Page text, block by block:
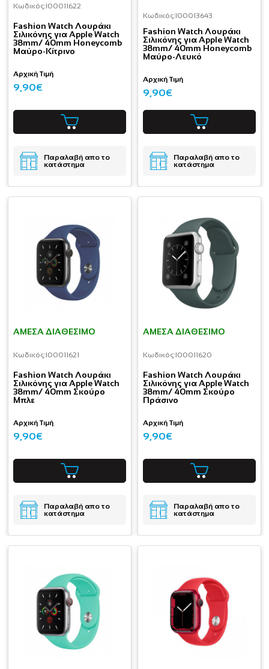
Κωδικός:I00011622
Fashion Watch Λουράκι
Σιλικόνης για Apple Watch
38mm/ 40mm Honeycomb
Μαύρο-Κίτρινο
Αρχική Τιμή
9,90€
Παραλαβή απο το
κατάστημα
Κωδικός:I00013643
Fashion Watch Λουράκι
Σιλικόνης για Apple Watch
38mm/ 40mm Honeycomb
Μαύρο-Λευκό
Αρχική Τιμή
9,90€
Παραλαβή απο το
κατάστημα
ΆΜΕΣΑ ΔΙΑΘΈΣΙΜΟ
Κωδικός:I00011621
Fashion Watch Λουράκι
Σιλικόνης για Apple Watch
38mm/ 40mm Σκούρο
Μπλε
Αρχική Τιμή
9,90€
Παραλαβή απο το
κατάστημα
ΆΜΕΣΑ ΔΙΑΘΈΣΙΜΟ
Κωδικός:I00011620
Fashion Watch Λουράκι
Σιλικόνης για Apple Watch
38mm/ 40mm Σκούρο
Πράσινο
Αρχική Τιμή
9,90€
Παραλαβή απο το
κατάστημα